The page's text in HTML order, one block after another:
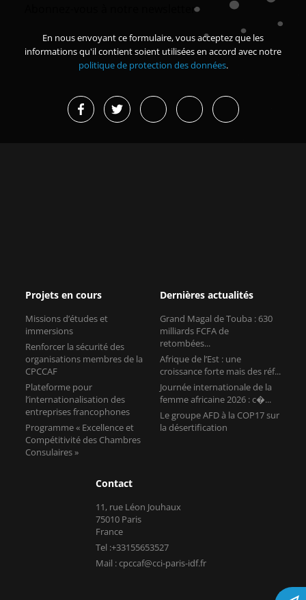
Abonnez-vous à notre newsletter
En nous envoyant ce formulaire, vous acceptez que les
informations qu'il contient soient utilisées en accord avec notre
politique de protection des données.
Projets en cours
Missions d’études et
immersions
Renforcer la sécurité des
organisations membres de la
CPCCAF
Plateforme pour
l’internationalisation des
entreprises francophones
Programme « Excellence et
Compétitivité des Chambres
Consulaires »
Dernières actualités
Grand Magal de Touba : 630
milliards FCFA de
retombées...
Afrique de l’Est : une
croissance forte mais des réf...
Journée internationale de la
femme africaine 2026 : c�...
Le groupe AFD à la COP17 sur
la désertification
Contact
11, rue Léon Jouhaux
75010 Paris
France
Tel :+33155653527
Mail : cpccaf@cci-paris-idf.fr